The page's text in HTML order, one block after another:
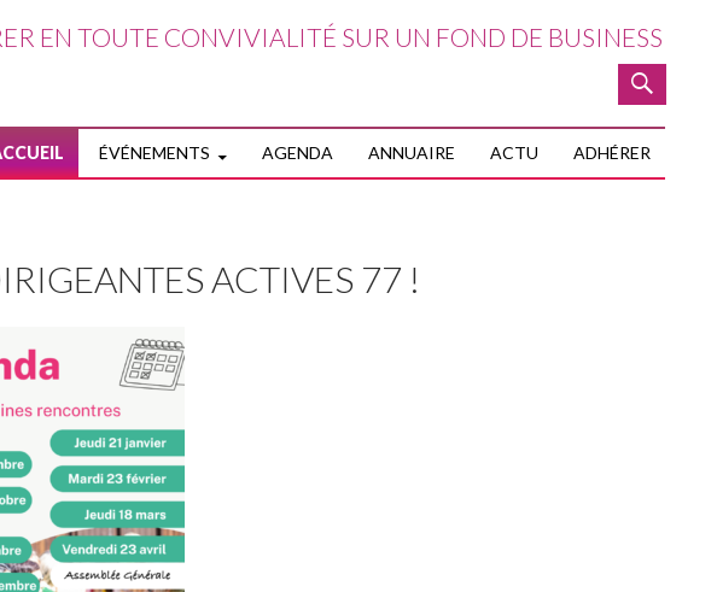
EN TOUTE CONVIVIALITÉ SUR UN FOND DE BUSINESS
AU CONTENU PRINCIPAL
ÉVÉNEMENTS AGENDA ANNUAIRE ACTU ADHÉRER
ACTIVES 77 !